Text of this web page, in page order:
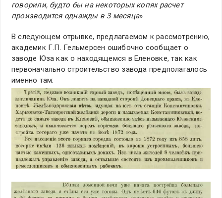
говорили, будто бы на некоторых копях расчет
производится однажды в 3 месяца»
В следующем отрывке, предлагаемом к рассмотрению,
академик Г.П. Гельмерсен ошибочно сообщает о
заводе Юза как о находящемся в Еленовке, так как
первоначально строительство завода предполагалось
именно там: